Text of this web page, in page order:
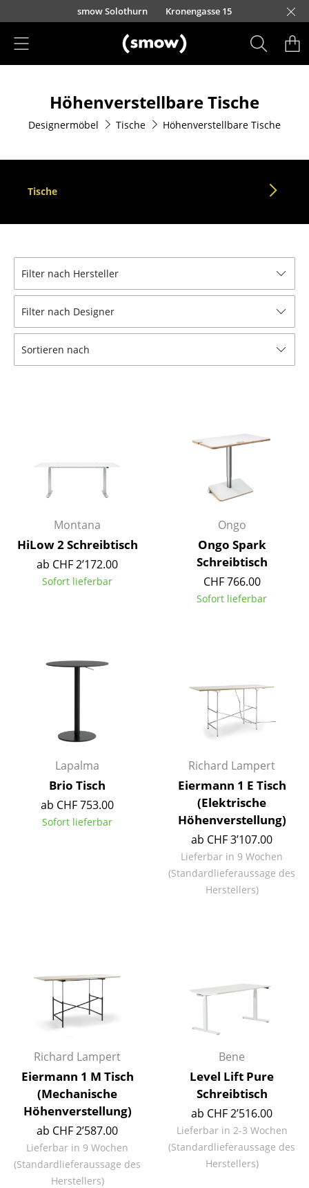
Direkt zum Inhaltsmow Solothurn Kronengasse 15
Sitzmöbel
Esszimmerstühle
Sofas
Sessel
Freischwinger
Barhocker
Hocker
Bänke & Liegen
Schaukelstühle
Bürodrehstühle
Konferenzstühle
Bürosessel
Einzelteile
Esstische
Sekretäre & PC-Tische
Konferenztische
Aufbewahren
Regale & Schränke
Bücherregale
Wandregale
Sideboards & Kommoden
TV Möbel
Beistell- & Rollcontainer
Höhenverstellbare Tische
Designermöbel Tische Höhenverstellbare Tische
Tische
Filter nach Hersteller
Filter nach Designer
Sortieren nach
Montana
HiLow 2 Schreibtisch
ab CHF 2’172.00
Sofort lieferbar
Ongo
Ongo Spark
Schreibtisch
CHF 766.00
Sofort lieferbar
Lapalma
Brio Tisch
ab CHF 753.00
Sofort lieferbar
Richard Lampert
Eiermann 1 E Tisch
(Elektrische
Höhenverstellung)
ab CHF 3’107.00
Lieferbar in 9 Wochen
(Standardlieferaussage des
Herstellers)
Richard Lampert
Eiermann 1 M Tisch
(Mechanische
Höhenverstellung)
ab CHF 2’587.00
Lieferbar in 9 Wochen
(Standardlieferaussage des
Herstellers)
Bene
Level Lift Pure
Schreibtisch
ab CHF 2’516.00
Lieferbar in 2-3 Wochen
(Standardlieferaussage des
Herstellers)